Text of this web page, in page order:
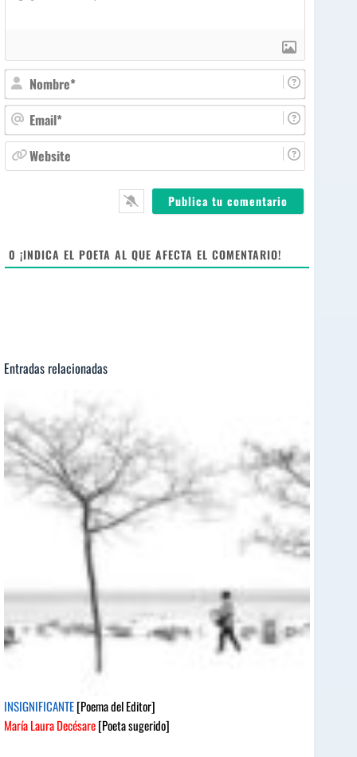
o
m
b
r
m
ie
0 ¡INDICA EL POETA AL QUE AFECTA EL COMENTARIO!
Entradas relacionadas
INSIGNIFICANTE[Poema del Editor]
María Laura Decésare[Poeta sugerido]